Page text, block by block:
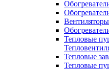
Тепловые
Тепловые
Тепловые